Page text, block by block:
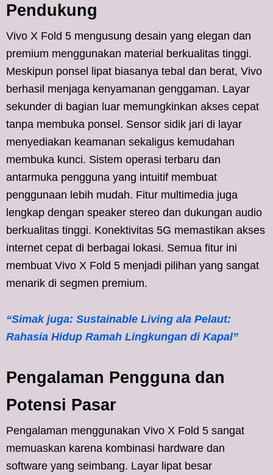
Pendukung
Vivo X Fold 5 mengusung desain yang elegan dan
premium menggunakan material berkualitas tinggi.
Meskipun ponsel lipat biasanya tebal dan berat, Vivo
berhasil menjaga kenyamanan genggaman. Layar
sekunder di bagian luar memungkinkan akses cepat
tanpa membuka ponsel. Sensor sidik jari di layar
menyediakan keamanan sekaligus kemudahan
membuka kunci. Sistem operasi terbaru dan
antarmuka pengguna yang intuitif membuat
penggunaan lebih mudah. Fitur multimedia juga
lengkap dengan speaker stereo dan dukungan audio
berkualitas tinggi. Konektivitas 5G memastikan akses
internet cepat di berbagai lokasi. Semua fitur ini
membuat Vivo X Fold 5 menjadi pilihan yang sangat
menarik di segmen premium.
“Simak juga: Sustainable Living ala Pelaut:
Rahasia Hidup Ramah Lingkungan di Kapal”
Pengalaman Pengguna dan
Potensi Pasar
Pengalaman menggunakan Vivo X Fold 5 sangat
memuaskan karena kombinasi hardware dan
software yang seimbang. Layar lipat besar